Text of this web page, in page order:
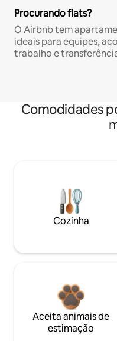
Procurando flats?
O Airbnb tem
ideais para equipes,
trabalho e
Comodidades
Cozinha
Aceita animais de
estimação